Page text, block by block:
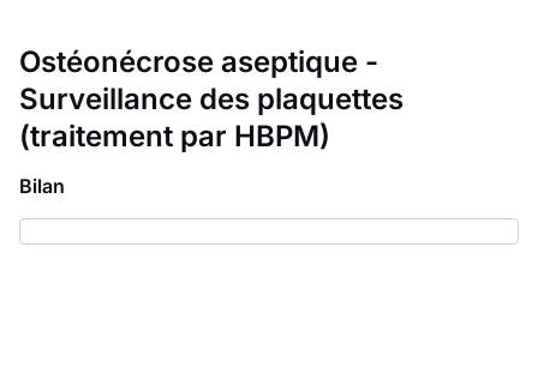
Ostéonécrose aseptique -
Surveillance des plaquettes
(traitement par HBPM)
Bilan